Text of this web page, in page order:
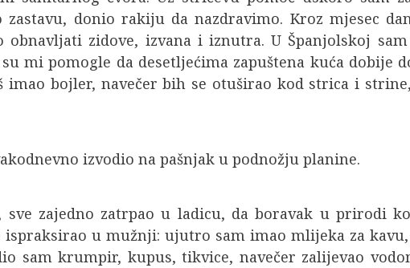
donio rakiju da nazdravimo. Kroz mjesec
zidove, izvana i iznutra. U Španjolskoj
mi pomogle da desetljećima zapuštena kuća dobije
imao bojler, navečer bih se otuširao kod strica i
izvodio na pašnjak u podnožju planine.
zajedno zatrpao u ladicu, da boravak u prirodi
u mužnji: ujutro sam imao mlijeka za kavu,
sam krumpir, kupus, tikvice, navečer zalijevao